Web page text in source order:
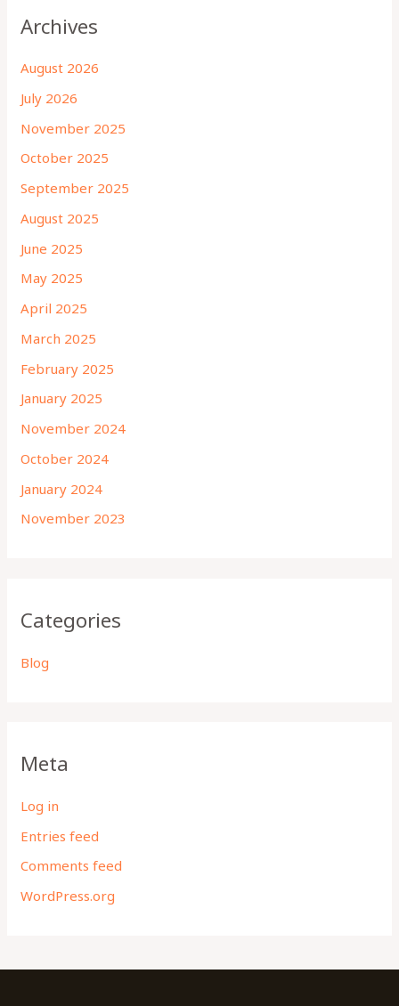
Archives
August 2026
July 2026
November 2025
October 2025
September 2025
August 2025
June 2025
May 2025
April 2025
March 2025
February 2025
January 2025
November 2024
October 2024
January 2024
November 2023
Categories
Blog
Meta
Log in
Entries feed
Comments feed
WordPress.org